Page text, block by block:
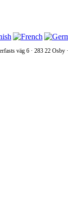
väg 6 · 283 22